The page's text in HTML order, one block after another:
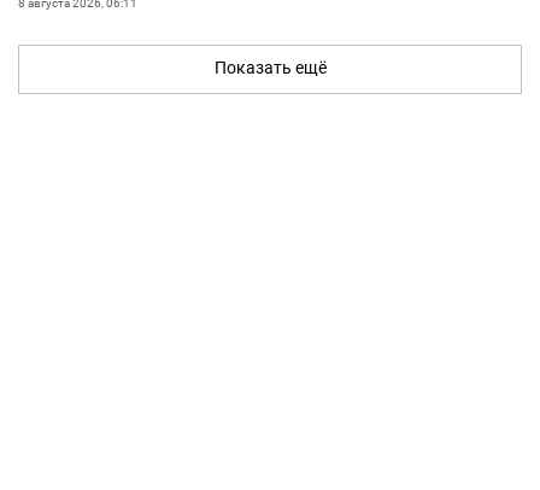
8 августа 2026, 06:11
Показать ещё